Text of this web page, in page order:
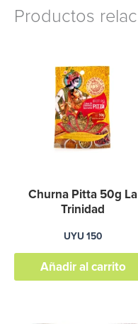
Productos
Churna Pitta 50g La
Trinidad
UYU 150
Añadir al carrito